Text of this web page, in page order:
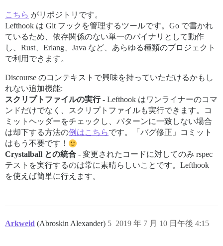
こちら がリポジトリです。
Lefthook は Git フックを管理するツールです。Go で書かれ
ているため、依存関係のない単一のバイナリとして動作
し、Rust、Erlang、Java など、あらゆる種類のプロジェクト
で利用できます。
Discourse のコンテキストで興味を持っていただけるかもし
れない追加機能:
スクリプトファイルの実行- Lefthook はワンライナーのコマ
ンドだけでなく、スクリプトファイルも実行できます。コ
ミットヘッダーをチェックし、パターンに一致しない場合
は却下する方法の例はこちらです。「バグ修正」コミット
はもう不要です！
Crystalball との統合 - 変更されたコードに対してのみ rspec
テストを実行するのは常に素晴らしいことです。Lefthook
を使えば簡単に行えます。
Arkweid (Abroskin Alexander) 2019 年 7 月 10 日午後 4:15
5